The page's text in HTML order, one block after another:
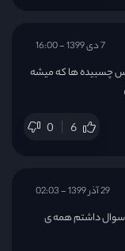
چسبیده ها که میشه
0 6
7 دی 1399 - 16:00
سوال داشتم همه ی
29 آذر 1399 - 02:03